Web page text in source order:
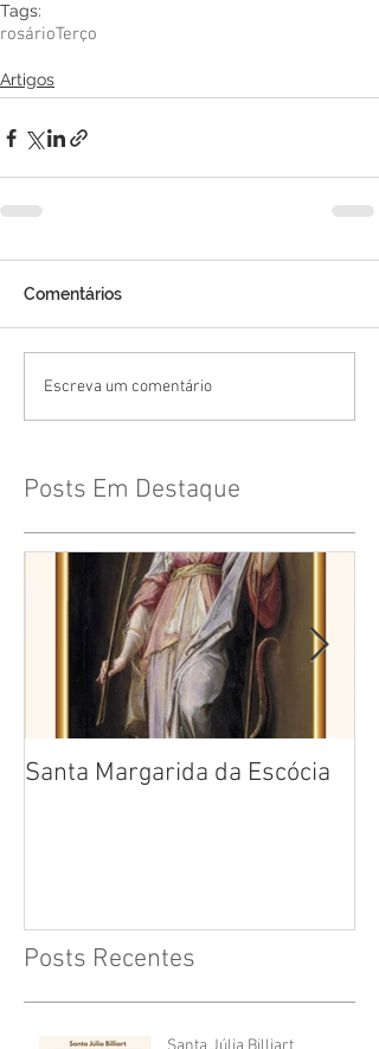
Tags:
rosárioTerço
Artigos
Comentários
Escreva um comentário
Posts Em Destaque
Santa Margarida da Escócia
Posts Recentes